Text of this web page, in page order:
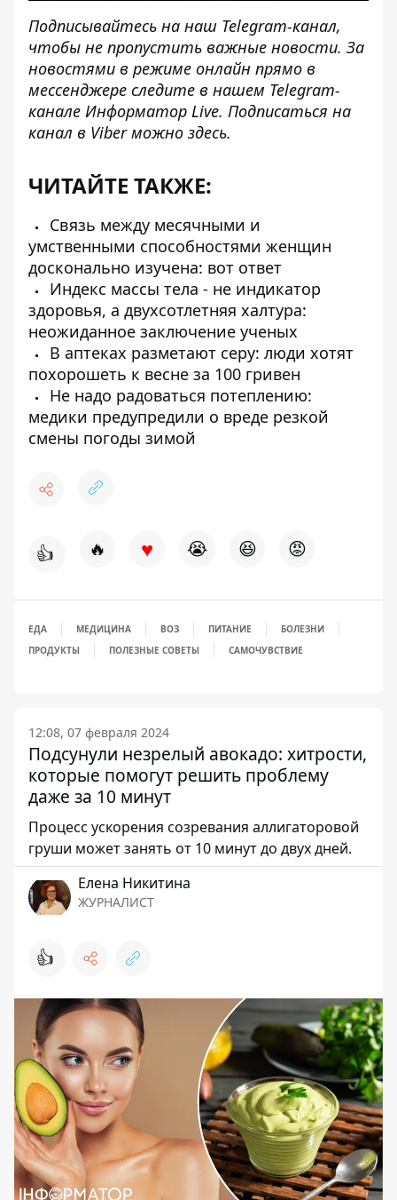
Подписывайтесь на наш Telegram-канал,
чтобы не пропустить важные новости. За
новостями в режиме онлайн прямо в
мессенджере следите в нашем Telegram-
канале Информатор Live. Подписаться на
канал в Viber можно здесь.
ЧИТАЙТЕ ТАКЖЕ:
Связь между месячными и
умственными способностями женщин
досконально изучена: вот ответ
Индекс массы тела - не индикатор
здоровья, а двухсотлетняя халтура:
неожиданное заключение ученых
В аптеках разметают серу: люди хотят
похорошеть к весне за 100 гривен
Не надо радоваться потеплению:
медики предупредили о вреде резкой
смены погоды зимой
👍 🔥 ♥ 😭 😆 😡
ЕДА МЕДИЦИНА ВОЗ ПИТАНИЕ
БОЛЕЗНИ
ПРОДУКТЫ
ПОЛЕЗНЫЕ СОВЕТЫ САМОЧУВСТВИЕ
12:08, 07 февраля 2024
Подсунули незрелый авокадо: хитрости,
которые помогут решить проблему
даже за 10 минут
Процесс ускорения созревания аллигаторовой
груши может занять от 10 минут до двух дней.
Елена Никитина
ЖУРНАЛИСТ
👍